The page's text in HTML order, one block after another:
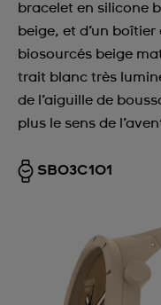
bracelet en silicone
beige, et d’un
biosourcés beige
trait blanc très
de l’aiguille de
plus le sens de
SB03C101